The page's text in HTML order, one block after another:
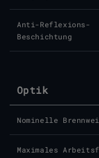
Anti-Reflexions-
Beschichtung
Optik
Nominelle
Maximales